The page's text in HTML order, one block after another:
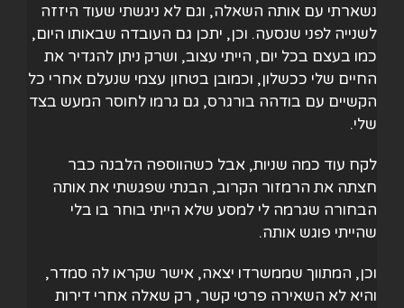
נשארתי עם אותה השאלה, וגם לא ניגשתי שעוד היזזה
לשנייה לפני שנסעה. וכן, יתכן גם העובדה שבאותו היום,
כמו בעצם בכל יום, הייתי עצוב, ושרק ניתן להגדיר את
החיים שלי ככשלון, וכמובן בטחון עצמי שנעלם אחרי כל
הקשיים עם בודהה בורגרס, גם גרמו לחוסר המעש בצד
שלי.
לקח עוד כמה שניות, אבל כשהווספה הלבנה כבר
חצתה את הרמזור הקרוב, הבנתי שפגשתי את אותה
הבחורה שגרמה לי למסע שלא הייתי בוחר בו בלי
שהייתי פוגש אותה.
וכן, המתווך שממשרדו יצאה, אישר שקראו לה סמדר,
והיא לא השאירה פרטי קשר, רק שאלה אחרי דירות